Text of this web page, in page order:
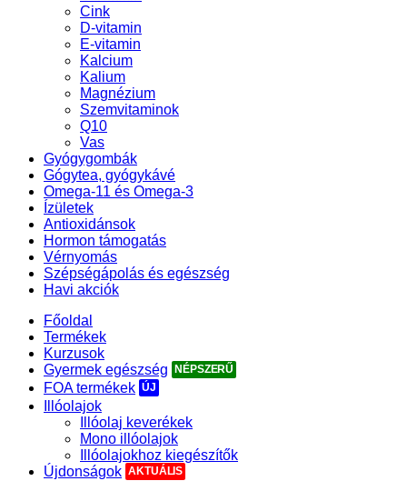
Cink
D-vitamin
E-vitamin
Kalcium
Kalium
Magnézium
Szemvitaminok
Q10
Vas
Gyógygombák
Gógytea, gyógykávé
Omega-11 és Omega-3
Ízületek
Antioxidánsok
Hormon támogatás
Vérnyomás
Szépségápolás és egészség
Havi akciók
Főoldal
Termékek
Kurzusok
Gyermek egészség
FOA termékek
Illóolajok
Illóolaj keverékek
Mono illóolajok
Illóolajokhoz kiegészítők
Újdonságok